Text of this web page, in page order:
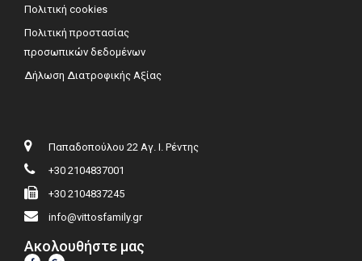
Πολιτική cookies
Πολιτική προστασίας
προσωπικών δεδομένων
Δήλωση Διατροφικής Αξίας
Παπαδοπούλου 22 Αγ. Ι. Ρέντης
+30 2104837001
+30 2104837245
info@vittosfamily.gr
Ακολουθήστε μας